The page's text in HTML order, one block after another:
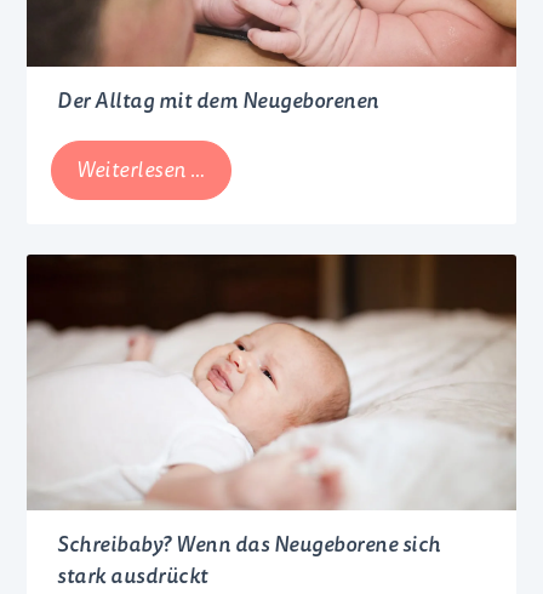
Der Alltag mit dem Neugeborenen
Weiterlesen … Der
Alltag
Schreibaby? Wenn das Neugeborene sich
stark ausdrückt